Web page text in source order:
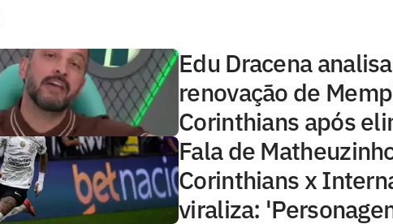
Edu Dracena analisa
renovação de
Corinthians após
Fala de
Corinthians x
viraliza: